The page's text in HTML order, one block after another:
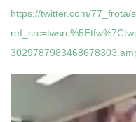
https://twitter.com/